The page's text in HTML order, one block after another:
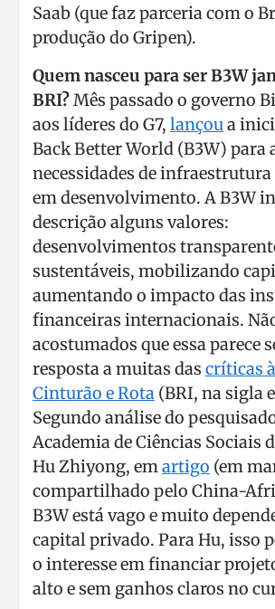
Saab (que faz parceria com o
produção do Gripen).
Quem nasceu para ser B3W
BRI?Mês passado o governo
aos líderes do G7, lançoua
Back Better World (B3W) para
necessidades de infraestrutura
em desenvolvimento. A B3W
descrição alguns valores:
desenvolvimentos
sustentáveis, mobilizando
aumentando o impacto das
financeiras internacionais.
acostumados que essa parece
resposta a muitas das críticas
Cinturão e Rota (BRI, na sigla
Segundo análise do
Academia de Ciências Sociais
Hu Zhiyong, emartigo (em
compartilhado pelo China-
B3W está vago e muito
capital privado. Para Hu, isso
o interesse em financiar
alto e sem ganhos claros no